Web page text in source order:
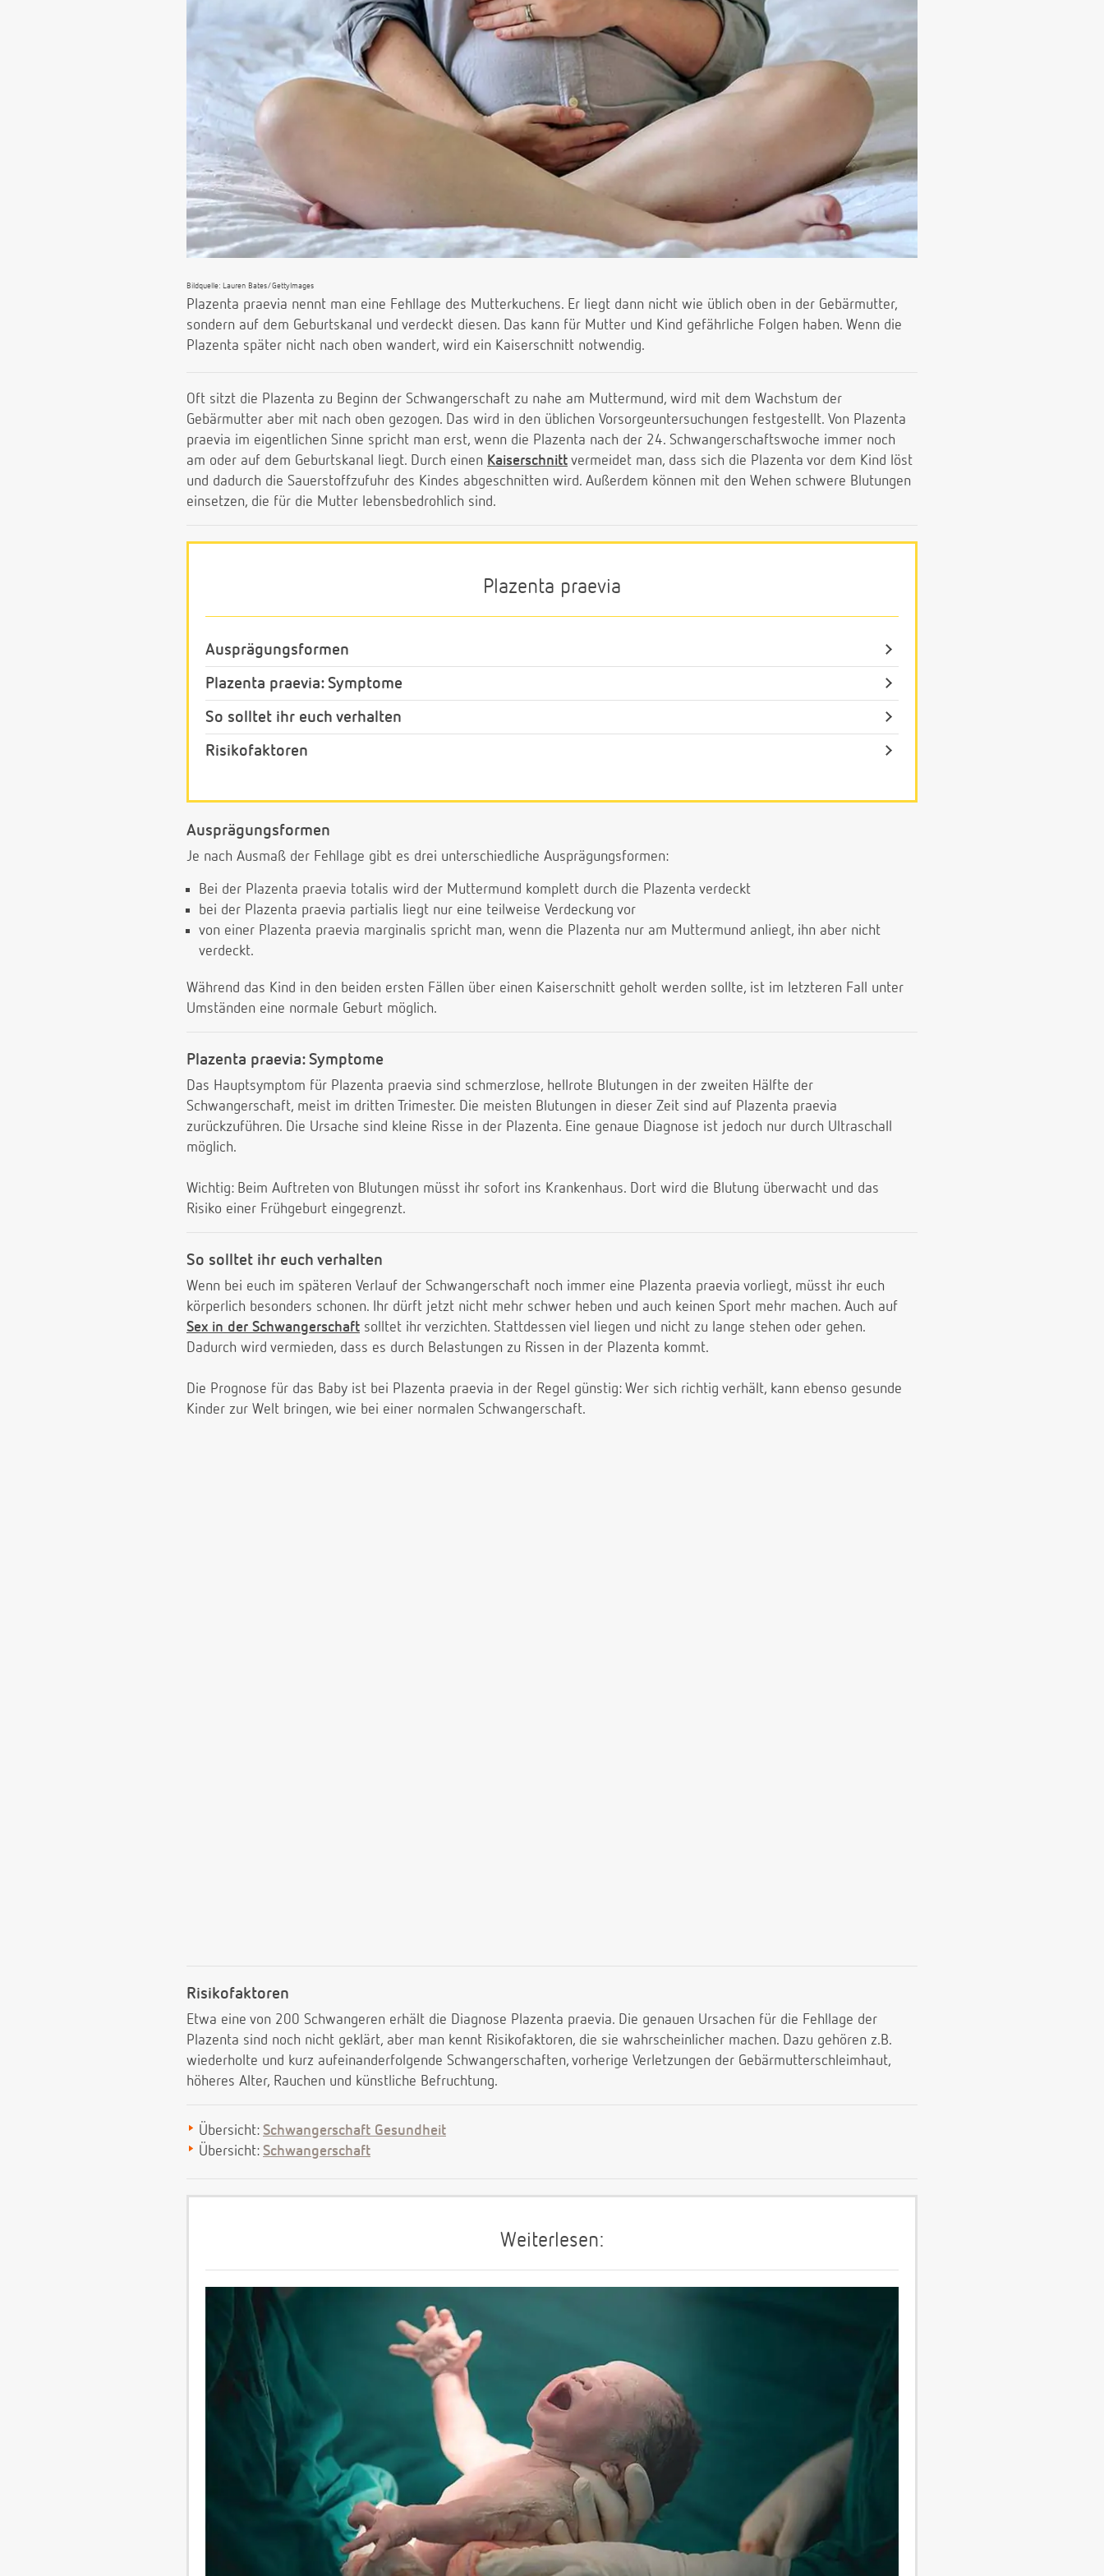
Bildquelle: Lauren Bates/GettyImages
Plazenta praevia nennt man eine Fehllage des Mutterkuchens. Er liegt dann nicht wie üblich oben in der Gebärmutter,
sondern auf dem Geburtskanal und verdeckt diesen. Das kann für Mutter und Kind gefährliche Folgen haben. Wenn die
Plazenta später nicht nach oben wandert, wird ein Kaiserschnitt notwendig.
Oft sitzt die Plazenta zu Beginn der Schwangerschaft zu nahe am Muttermund, wird mit dem Wachstum der
Gebärmutter aber mit nach oben gezogen. Das wird in den üblichen Vorsorgeuntersuchungen festgestellt. Von Plazenta
praevia im eigentlichen Sinne spricht man erst, wenn die Plazenta nach der 24. Schwangerschaftswoche immer noch
am oder auf dem Geburtskanal liegt. Durch einen Kaiserschnitt vermeidet man, dass sich die Plazenta vor dem Kind löst
und dadurch die Sauerstoffzufuhr des Kindes abgeschnitten wird. Außerdem können mit den Wehen schwere Blutungen
einsetzen, die für die Mutter lebensbedrohlich sind.
Plazenta praevia
Ausprägungsformen
Plazenta praevia: Symptome
So solltet ihr euch verhalten
Risikofaktoren
Ausprägungsformen
Je nach Ausmaß der Fehllage gibt es drei unterschiedliche Ausprägungsformen:
Bei der Plazenta praevia totalis wird der Muttermund komplett durch die Plazenta verdeckt
bei der Plazenta praevia partialis liegt nur eine teilweise Verdeckung vor
von einer Plazenta praevia marginalis spricht man, wenn die Plazenta nur am Muttermund anliegt, ihn aber nicht
verdeckt.
Während das Kind in den beiden ersten Fällen über einen Kaiserschnitt geholt werden sollte, ist im letzteren Fall unter
Umständen eine normale Geburt möglich.
Plazenta praevia: Symptome
Das Hauptsymptom für Plazenta praevia sind schmerzlose, hellrote Blutungen in der zweiten Hälfte der
Schwangerschaft, meist im dritten Trimester. Die meisten Blutungen in dieser Zeit sind auf Plazenta praevia
zurückzuführen. Die Ursache sind kleine Risse in der Plazenta. Eine genaue Diagnose ist jedoch nur durch Ultraschall
möglich.
Wichtig: Beim Auftreten von Blutungen müsst ihr sofort ins Krankenhaus. Dort wird die Blutung überwacht und das
Risiko einer Frühgeburt eingegrenzt.
So solltet ihr euch verhalten
Wenn bei euch im späteren Verlauf der Schwangerschaft noch immer eine Plazenta praevia vorliegt, müsst ihr euch
körperlich besonders schonen. Ihr dürft jetzt nicht mehr schwer heben und auch keinen Sport mehr machen. Auch auf
Sex in der Schwangerschaft solltet ihr verzichten. Stattdessen viel liegen und nicht zu lange stehen oder gehen.
Dadurch wird vermieden, dass es durch Belastungen zu Rissen in der Plazenta kommt.
Die Prognose für das Baby ist bei Plazenta praevia in der Regel günstig: Wer sich richtig verhält, kann ebenso gesunde
Kinder zur Welt bringen, wie bei einer normalen Schwangerschaft.
Risikofaktoren
Etwa eine von 200 Schwangeren erhält die Diagnose Plazenta praevia. Die genauen Ursachen für die Fehllage der
Plazenta sind noch nicht geklärt, aber man kennt Risikofaktoren, die sie wahrscheinlicher machen. Dazu gehören z.B.
wiederholte und kurz aufeinanderfolgende Schwangerschaften, vorherige Verletzungen der Gebärmutterschleimhaut,
höheres Alter, Rauchen und künstliche Befruchtung.
Übersicht: Schwangerschaft Gesundheit
Übersicht: Schwangerschaft
Weiterlesen: